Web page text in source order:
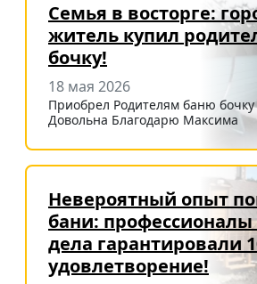
Семья в восторге:
житель купил
бочку!
18 мая 2026
Приобрел Родителям баню
Довольна Благодарю Максима
Невероятный опыт
бани: профессионалы
дела гарантировали
удовлетворение!